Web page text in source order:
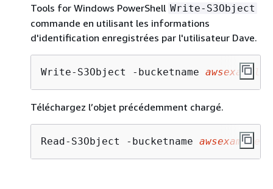
Tools for Windows PowerShell Write-S3Object
commande en utilisant les informations
d'identification enregistrées par l'utilisateur Dave.
Write-S3Object -bucketname
Téléchargez l’objet précédemment chargé.
Read-S3Object -bucketname